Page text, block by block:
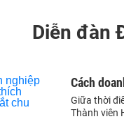
Diễn đàn
Cách
Giữa thời
Thành viên